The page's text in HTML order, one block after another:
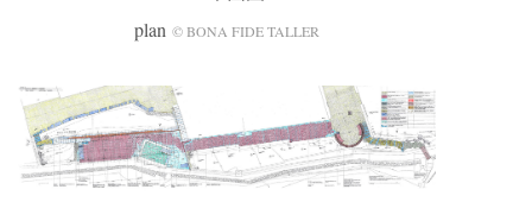
plan © BONA FIDE TALLER